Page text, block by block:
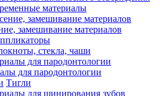
материалы
замешивание материалов
стекла, чаши
для пародонтологии
Тигли